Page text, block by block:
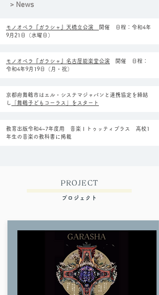
​> News
モノオペラ『ガラシャ』天橋立公演
開催 日程：令和4年
9月21日（水曜日）
モノオペラ『ガラシャ』名古屋能楽堂公演 開催 日程：
令和4年9月19日（月・祝）
京都府舞鶴市はエル・システマジャパンと連携協定を締結
し
「舞鶴子どもコーラス」をスタート
教育出版令和4~7年度用 音楽Ⅰトゥッティプラス 高校1
年生の音楽の教科書に掲載
PROJECT
プロジェクト​